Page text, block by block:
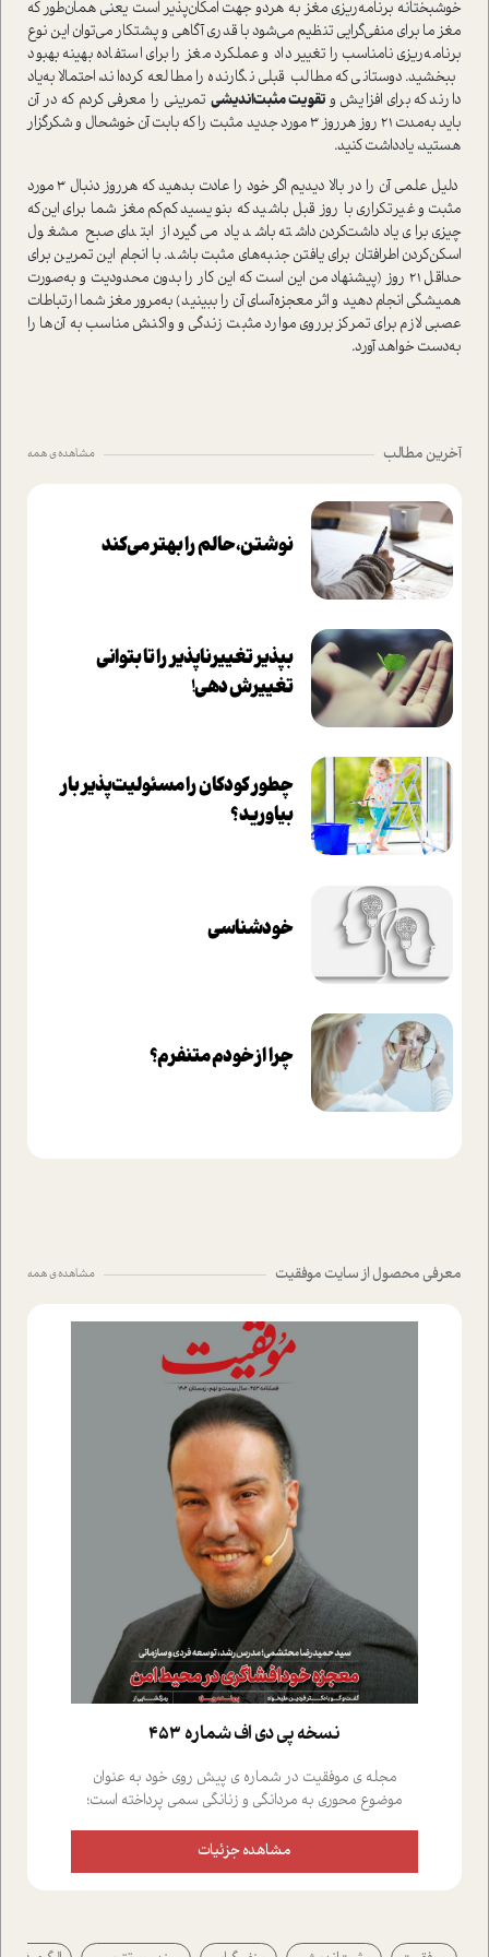
خوشبختانه برنامه‌ریزی مغز به هر‌دو جهت امکان‌پذیر ا‌ست یعنی همان‌طور که
مغز ما برای منفی‌گرایی تنظیم می‌شود با قدری آگاهی و پشتکار می‌توان این نوع
برنامه‌ریزی نامناسب را تغییر داد و عملکرد مغز را برای ا‌ستفاده بهینه بهبود
ببخشید. دوستانی که مطالب قبلی نگارنده را مطالعه کرده‌اند، احتمالا به‌یاد
دارند که برای افزایش وتقویت مثبت‌اندیشی تمرینی را معرفی کردم که در آن
باید به‌مدت 21 روز هر‌روز 3 مورد جدید مثبت را که بابت آن خوشحال و شکر‌گزار
هستید، یادداشت کنید.
دلیل علمی آن را در بالا دیدیم اگر خود را عادت بدهید که هر‌روز دنبال 3 مورد
مثبت و غیرتکراری با روز قبل باشید که بنویسید کم‌کم مغز شما برای این‌که
چیزی برای یادداشت‌کردن داشته باشد یاد می‌گیرد از ابتدای صبح مشغول
اسکن‌کردن اطرافتان برای یافتن جنبه‌های مثبت باشد. با انجام این تمرین برای
حداقل 21 روز (پیشنهاد من این ا‌ست که این کار را بدون محدودیت و به‌صورت
همیشگی انجام دهید و اثر معجزه‌آسای آن را ببینید) به‌مرور مغز شما ارتباطات
عصبی لازم برای تمرکز برروی موارد مثبت زندگی و واکنش مناسب به آن‌ها را
به‌دست خواهد آورد.
آخرین مطالب مشاهده ی همه
نوشتن، حالم را بهتر می‌کند
بپذير تغييرناپذير را تا بتواني
تغييرش دهي!‏
چطور کودکان را مسئولیت‌پذیر بار
بیاورید؟
خودشناسی
چرا از خودم متنفرم؟
معرفی محصول از سایت موفقیت مشاهده ی همه
نسخه پي دي اف شماره 453
مجله ی موفقیت در شماره ی پیش روی خود به عنوان
موضوع محوری به مردانگی و زنانگی سمی پرداخته است؛
علیخواه، جامعه شناس در بخش های مختلف تلاش کرده ایم
از دریچه های گوناگون به این موضوع مهم بپردازیم.فصل
پیرامون آن آشنا می کند.در بخش دو فنجان داغ به سراغ افرادی
مشاهده جزئیات